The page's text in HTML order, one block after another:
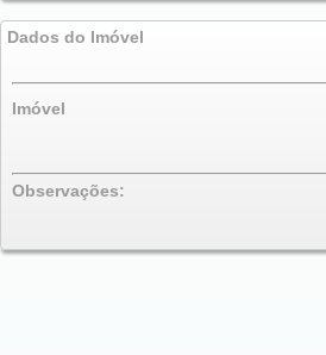
Dados do Imóvel
Imóvel
Observações: